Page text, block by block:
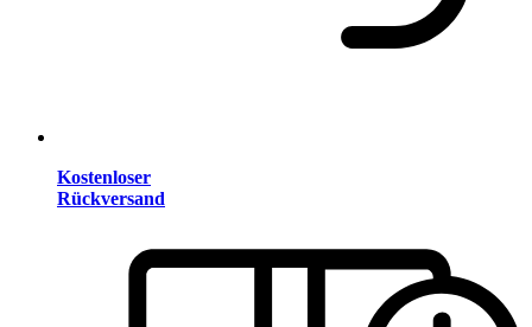
Kostenloser
Rückversand